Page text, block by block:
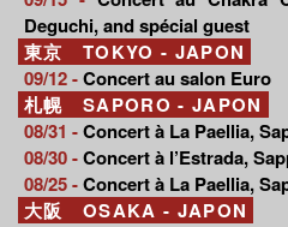
Deguchi, and spécial guest
東京 TOKYO - JAPON
09/12 -Concert au salon Euro
札幌 SAPORO - JAPON
08/31 -Concert à La Paellia,
08/30 -Concert à l’Estrada,
08/25 -Concert à La Paellia,
大阪 OSAKA - JAPON